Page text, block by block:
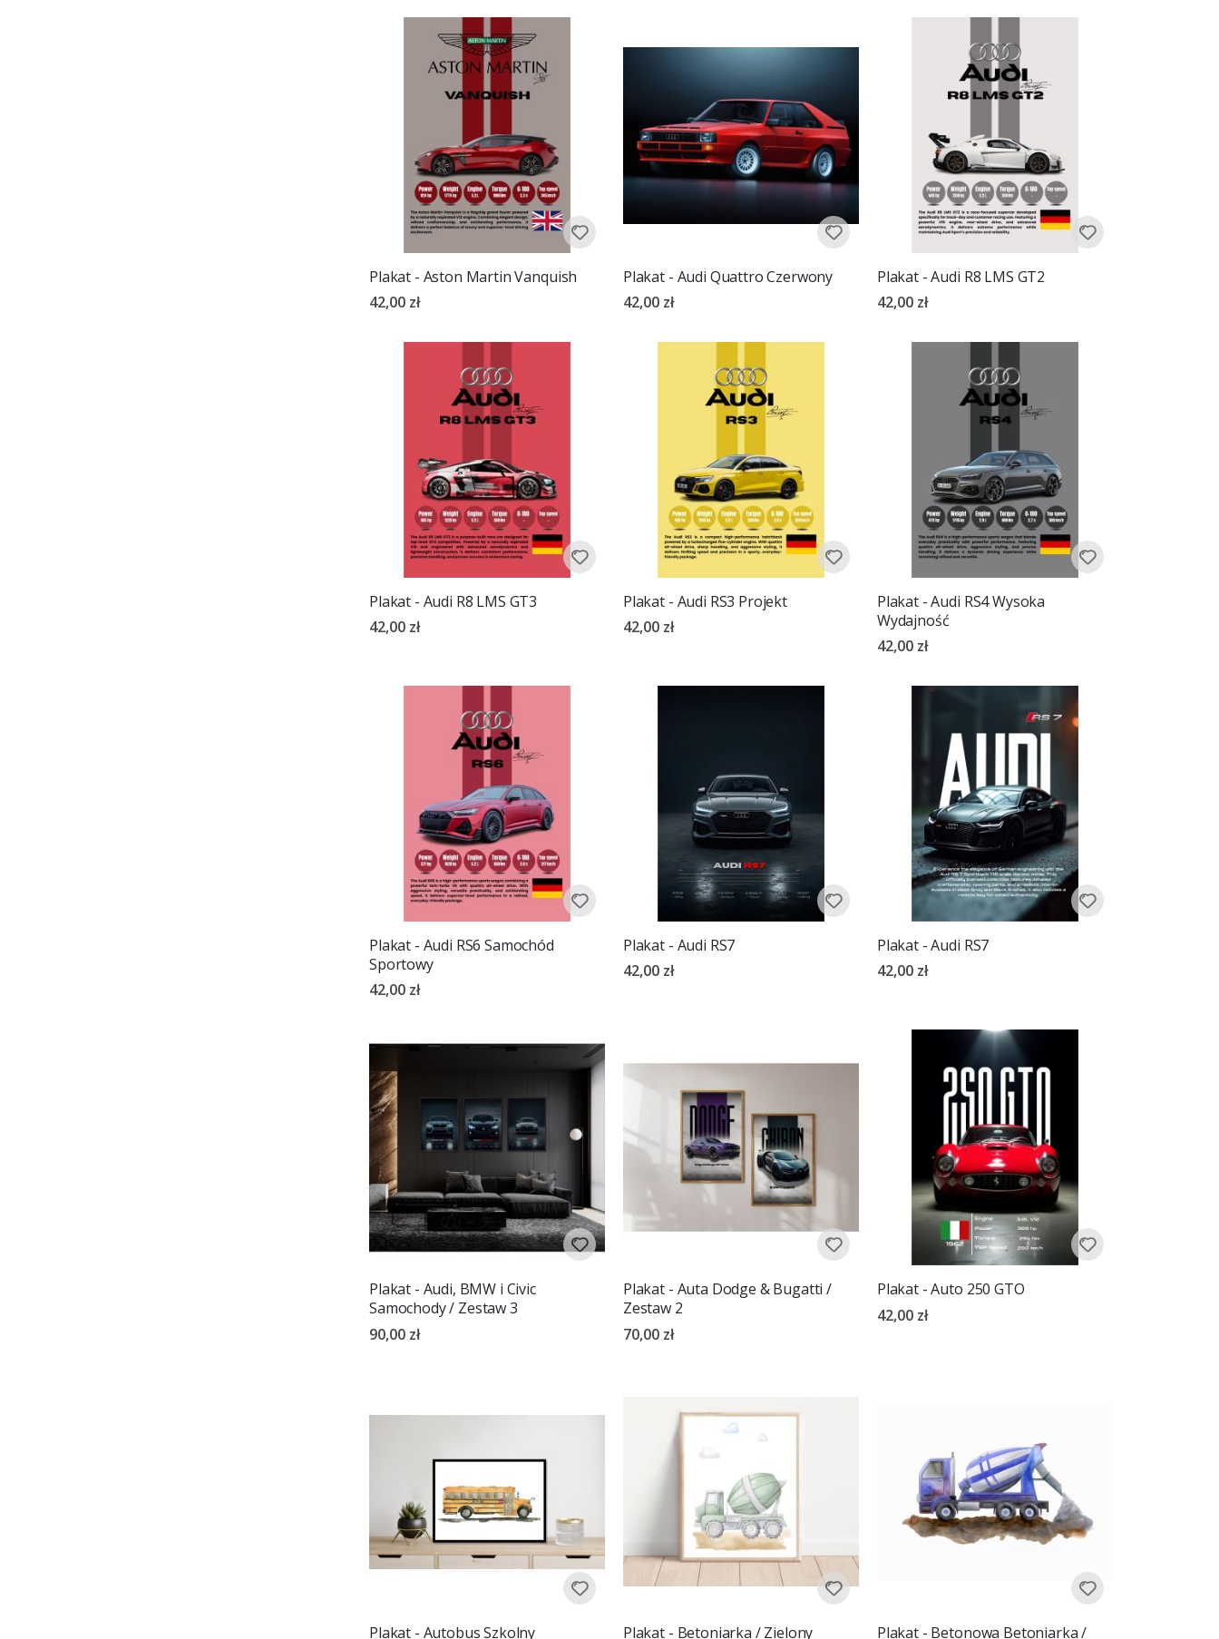
Plakat - Aston Martin Vanquish
42,00 zł
Plakat - Audi Quattro Czerwony
42,00 zł
Plakat - Audi R8 LMS GT2
42,00 zł
Plakat - Audi R8 LMS GT3
42,00 zł
Plakat - Audi RS3 Projekt
42,00 zł
Plakat - Audi RS4 Wysoka
Wydajność
42,00 zł
Plakat - Audi RS6 Samochód
Sportowy
42,00 zł
Plakat - Audi RS7
42,00 zł
Plakat - Audi RS7
42,00 zł
Plakat - Audi, BMW i Civic
Samochody / Zestaw 3
90,00 zł
Plakat - Auta Dodge & Bugatti /
Zestaw 2
70,00 zł
Plakat - Auto 250 GTO
42,00 zł
Plakat - Autobus Szkolny Plakat - Betoniarka / Zielony Plakat - Betonowa Betoniarka /